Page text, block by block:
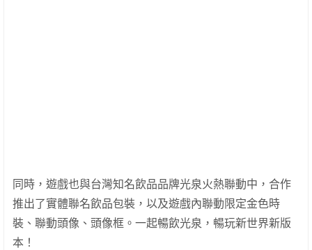
同時，遊戲也與台灣知名飲品品牌光泉火熱聯動中，合作
推出了實體聯名飲品包裝，以及遊戲內聯動限定金色時
裝、聯動頭像、頭像框。一起暢飲光泉，暢玩新世界新版
本！